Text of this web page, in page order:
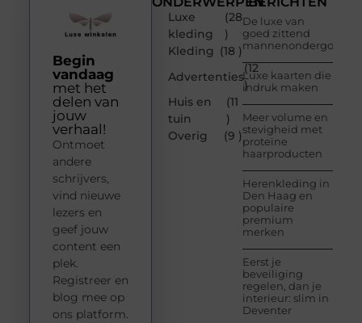
Luxe
kleding
(28
)
Kleding (18 )
Advertenties
(12
)
Huis en
tuin
(11
)
Overig
(9 )
De luxe van
goed zittend
mannenondergoed
Luxe kaarten die
indruk maken
Meer volume en
stevigheid met
proteïne
haarproducten
Herenkleding in
Den Haag en
populaire
premium
merken
Eerst je
beveiliging
regelen, dan je
interieur: slim in
Deventer
Begin
vandaag
met het
delen van
jouw
verhaal!
Ontmoet
andere
schrijvers,
vind nieuwe
lezers en
geef jouw
content een
plek.
Registreer en
blog mee op
ons platform.